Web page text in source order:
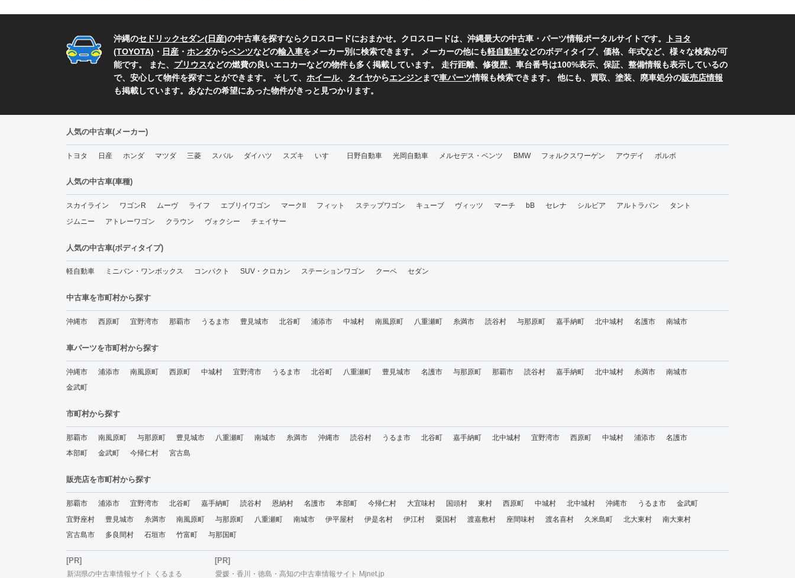
沖縄のセドリックセダン(日産)の中古車を探すならクロスロードにおまかせ。クロスロードは、沖縄最大の中古車・パーツ情報ポータルサイトです。
トヨタ
(TOYOTA) ・ 日産 ・ ホンダからベンツなどの輸入車をメーカー別に検索できます。 メーカーの他にも軽自動車などのボディタイプ、価格、年式など、様々な検索が可
能です。 また、 プリウスなどの燃費の良いエコカーなどの物件も多く掲載しています。 走行距離、修復歴、車台番号は100%表示、保証、整備情報も表示しているの
で、安心して物件を探すことができます。 そして、 ホイール、 タイヤからエンジンまで車パーツ情報も検索できます。 他にも、買取、塗装、廃車処分の販売店情報
も掲載しています。あなたの希望にあった物件がきっと見つかります。
人気の中古車(メーカー)
トヨタ 日産 ホンダ マツダ 三菱 スバル ダイハツ スズキ いすゞ 日野自動車 光岡自動車 メルセデス・ベンツ BMW フォルクスワーゲン アウデイ ボルボ
人気の中古車(車種)
スカイライン ワゴンR ムーヴ ライフ エブリイワゴン マークII フィット ステップワゴン キューブ ヴィッツ マーチ bB セレナ シルビア アルトラパン
タント
ジムニー
アトレーワゴン クラウン ヴォクシー チェイサー
人気の中古車(ボディタイプ)
軽自動車 ミニバン・ワンボックス コンパクト SUV・クロカン ステーションワゴン クーペ セダン
中古車を市町村から探す
沖縄市 西原町 宜野湾市 那覇市 うるま市 豊見城市 北谷町 浦添市 中城村 南風原町 八重瀬町 糸満市 読谷村 与那原町 嘉手納町 北中城村 名護市 南城市
車パーツを市町村から探す
沖縄市 浦添市 南風原町 西原町 中城村 宜野湾市 うるま市 北谷町 八重瀬町 豊見城市 名護市 与那原町 那覇市 読谷村 嘉手納町 北中城村 糸満市
南城市
金武町
市町村から探す
那覇市 南風原町 与那原町 豊見城市 八重瀬町 南城市 糸満市 沖縄市 読谷村 うるま市 北谷町 嘉手納町 北中城村 宜野湾市 西原町 中城村 浦添市
名護市
本部町
金武町 今帰仁村 宮古島
販売店を市町村から探す
那覇市 浦添市 宜野湾市 北谷町 嘉手納町 読谷村 恩納村 名護市 本部町 今帰仁村 大宜味村 国頭村 東村 西原町 中城村 北中城村 沖縄市 うるま市
金武町
宜野座村
豊見城市 糸満市 南風原町 与那原町 八重瀬町 南城市 伊平屋村 伊是名村 伊江村 粟国村 渡嘉敷村 座間味村 渡名喜村 久米島町 北大東村
南大東村
宮古島市
多良間村 石垣市 竹富町 与那国町
[PR]
新潟県の中古車情報サイト くるまる
[PR]
愛媛・香川・徳島・高知の中古車情報サイト Mjnet.jp